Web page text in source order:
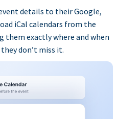
details to their Google,
iCal calendars from the
exactly where and when
don’t miss it.